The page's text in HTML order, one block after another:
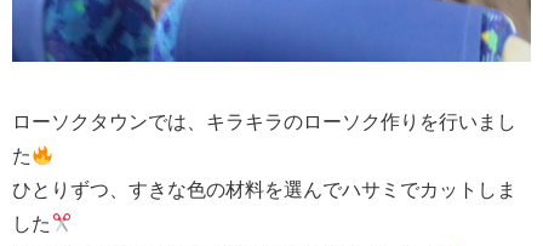
ローソクタウンでは、キラキラのローソク作りを行いまし
た
ひとりずつ、すきな色の材料を選んでハサミでカットしま
した